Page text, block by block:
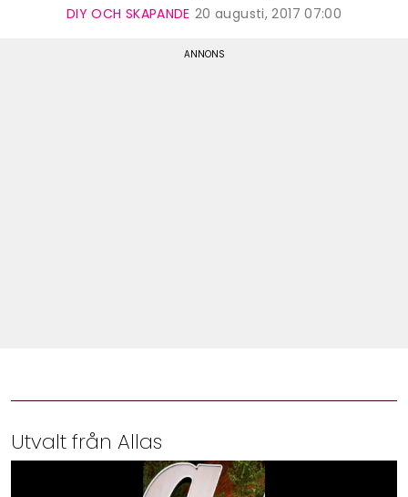
DIY OCH SKAPANDE 20 augusti, 2017 07:00
Utvalt från Allas